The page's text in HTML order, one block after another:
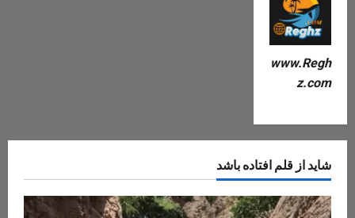
www.Regh
z.com
شاید از قلم افتاده باشد